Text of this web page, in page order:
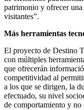
patrimonio y ofrecer una
visitantes”.
Más herramientas
El proyecto de Destino
con múltiples
que ofrecerán
competitividad al
a los que se dirigen, la
efectuado, su nivel
de comportamiento y